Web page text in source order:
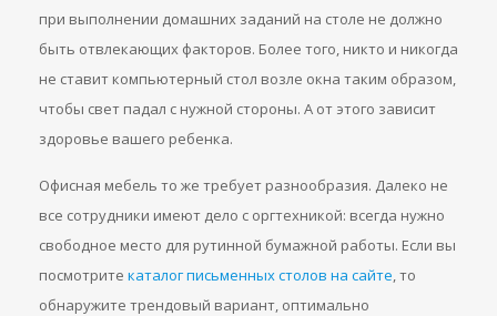
при выполнении домашних заданий на столе не должно
быть отвлекающих факторов. Более того, никто и никогда
не ставит компьютерный стол возле окна таким образом,
чтобы свет падал с нужной стороны. А от этого зависит
здоровье вашего ребенка.
Офисная мебель то же требует разнообразия. Далеко не
все сотрудники имеют дело с оргтехникой: всегда нужно
свободное место для рутинной бумажной работы. Если вы
посмотрите каталог письменных столов на сайте, то
обнаружите трендовый вариант, оптимально